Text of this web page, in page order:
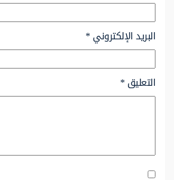
البريد الإلكتروني*
التعليق*